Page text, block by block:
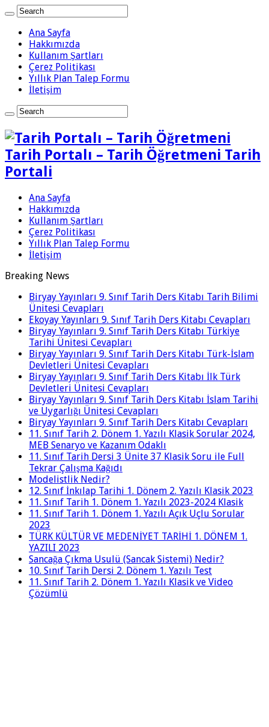
Ana Sayfa
Hakkımızda
Kullanım Şartları
Çerez Politikası
Yıllık Plan Talep Formu
İletişim
Tarih Portalı – Tarih Öğretmeni Tarih
Portali
Ana Sayfa
Hakkımızda
Kullanım Şartları
Çerez Politikası
Yıllık Plan Talep Formu
İletişim
Breaking News
Biryay Yayınları 9. Sınıf Tarih Ders Kitabı Tarih Bilimi
Ünitesi Cevapları
Ekoyay Yayınları 9. Sınıf Tarih Ders Kitabı Cevapları
Biryay Yayınları 9. Sınıf Tarih Ders Kitabı Türkiye
Tarihi Ünitesi Cevapları
Biryay Yayınları 9. Sınıf Tarih Ders Kitabı Türk-İslam
Devletleri Ünitesi Cevapları
Biryay Yayınları 9. Sınıf Tarih Ders Kitabı İlk Türk
Devletleri Ünitesi Cevapları
Biryay Yayınları 9. Sınıf Tarih Ders Kitabı İslam Tarihi
ve Uygarlığı Ünitesi Cevapları
Biryay Yayınları 9. Sınıf Tarih Ders Kitabı Cevapları
11. Sınıf Tarih 2. Dönem 1. Yazılı Klasik Sorular 2024,
MEB Senaryo ve Kazanım Odaklı
11. Sınıf Tarih Dersi 3 Ünite 37 Klasik Soru ile Full
Tekrar Çalışma Kağıdı
Modelistlik Nedir?
12. Sınıf İnkılap Tarihi 1. Dönem 2. Yazılı Klasik 2023
11. Sınıf Tarih 1. Dönem 1. Yazılı 2023-2024 Klasik
11. Sınıf Tarih 1. Dönem 1. Yazılı Açık Uçlu Sorular
2023
TÜRK KÜLTÜR VE MEDENİYET TARİHİ 1. DÖNEM 1.
YAZILI 2023
Sancağa Çıkma Usulü (Sancak Sistemi) Nedir?
10. Sınıf Tarih Dersi 2. Dönem 1. Yazılı Test
11. Sınıf Tarih 2. Dönem 1. Yazılı Klasik ve Video
Çözümlü